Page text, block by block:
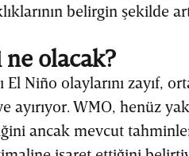
belirgin şekilde
ne olacak?
El Niño olaylarını zayıf,
ayırıyor. WMO, henüz
ancak mevcut